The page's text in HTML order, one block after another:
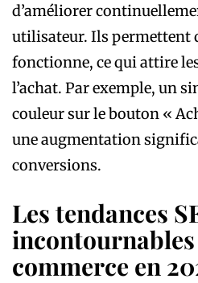
d’améliorer
utilisateur. Ils permettent
fonctionne, ce qui attire
l’achat. Par exemple, un
couleur sur le bouton «
une augmentation
conversions.
Les tendances
commerce en